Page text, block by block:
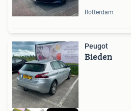
Rotterdam
Peugot
Bieden